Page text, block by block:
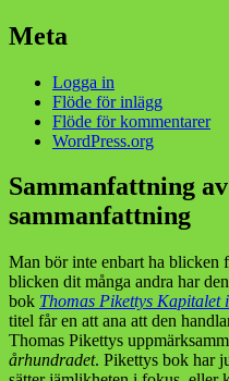
Meta
Logga in
Flöde för inlägg
Flöde för kommentarer
WordPress.org
Sammanfattning
sammanfattning
Man bör inte enbart ha blicken
blicken dit många andra har
bok Thomas Pikettys
titel får en att ana att den
Thomas Pikettys
århundradet. Pikettys bok har